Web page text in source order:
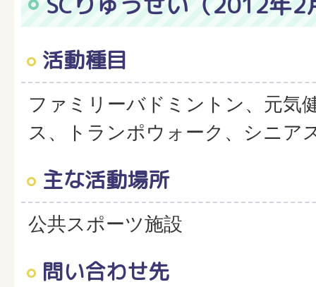
活動種目
ファミリーバドミントン、元気
ス、トランポウォーク、シニア
主な活動場所
公共スポーツ施設
問い合わせ先